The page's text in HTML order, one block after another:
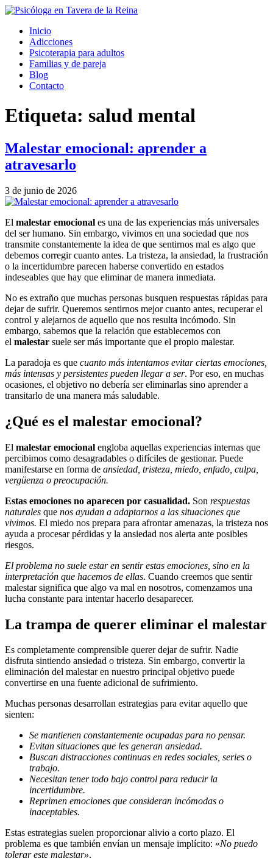
Inicio
Adicciones
Psicoterapia para adultos
Familias y de pareja
Blog
Contacto
Etiqueta: salud mental
Malestar emocional: aprender a
atravesarlo
3 de junio de 2026
El malestar emocional es una de las experiencias más universales
del ser humano. Sin embargo, vivimos en una sociedad que nos
transmite constantemente la idea de que sentirnos mal es algo que
debemos corregir cuanto antes. La tristeza, la ansiedad, la frustración
o la incertidumbre parecen haberse convertido en estados
indeseables que hay que eliminar de manera inmediata.
No es extraño que muchas personas busquen respuestas rápidas para
dejar de sufrir. Queremos sentirnos mejor cuanto antes, recuperar el
control y alejarnos de aquello que nos resulta incómodo. Sin
embargo, sabemos que la relación que establecemos con
el malestar suele ser más importante que el propio malestar.
La paradoja es que cuanto más intentamos evitar ciertas emociones,
más intensas y persistentes pueden llegar a ser. Por eso, en muchas
ocasiones, el objetivo no debería ser eliminarlas sino aprender a
transitarlo de una manera más saludable.
¿Qué es el malestar emocional?
El malestar emocional engloba aquellas experiencias internas que
percibimos como desagradables o difíciles de gestionar. Puede
manifestarse en forma de ansiedad, tristeza, miedo, enfado, culpa,
vergüenza o preocupación.
Estas emociones no aparecen por casualidad. Son respuestas
naturales que nos ayudan a adaptarnos a las situaciones que
vivimos. El miedo nos prepara para afrontar amenazas, la tristeza nos
ayuda a procesar pérdidas y la ansiedad nos alerta ante posibles
riesgos.
El problema no suele estar en sentir estas emociones, sino en la
interpretación que hacemos de ellas. Cuando creemos que sentir
malestar significa que algo va mal en nosotros, comenzamos una
lucha constante para intentar hacerlo desaparecer.
La trampa de querer eliminar el malestar
Es completamente comprensible querer dejar de sufrir. Nadie
disfruta sintiendo ansiedad o tristeza. Sin embargo, convertir la
eliminación del malestar en nuestro principal objetivo puede
convertirse en una fuente adicional de sufrimiento.
Muchas personas desarrollan estrategias para evitar aquello que
sienten:
Se mantienen constantemente ocupadas para no pensar.
Evitan situaciones que les generan ansiedad.
Buscan distracciones continuas en redes sociales, series o
trabajo.
Necesitan tener todo bajo control para reducir la
incertidumbre.
Reprimen emociones que consideran incómodas o
inaceptables.
Estas estrategias suelen proporcionar alivio a corto plazo. El
problema es que también envían un mensaje implícito: «No puedo
tolerar este malestar».